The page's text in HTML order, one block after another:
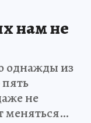
нам не
однажды из
не
меняться…